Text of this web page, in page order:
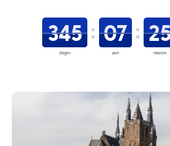
345
dagen
07
uren minuten